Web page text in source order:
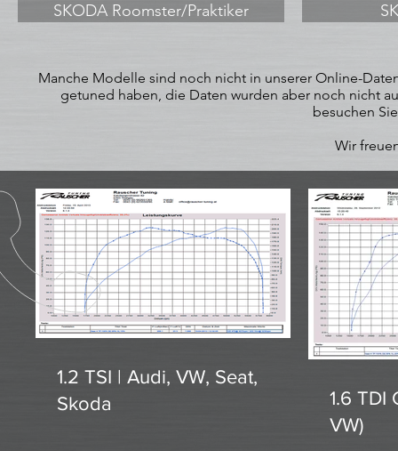
SKODA Roomster/Praktiker
Manche Modelle sind noch nicht in unserer Online-
getuned haben, die Daten wurden aber noch nicht
besuchen
Wir
1.2 TSI | Audi, VW, Seat,
Skoda
1.6 TDI
VW)